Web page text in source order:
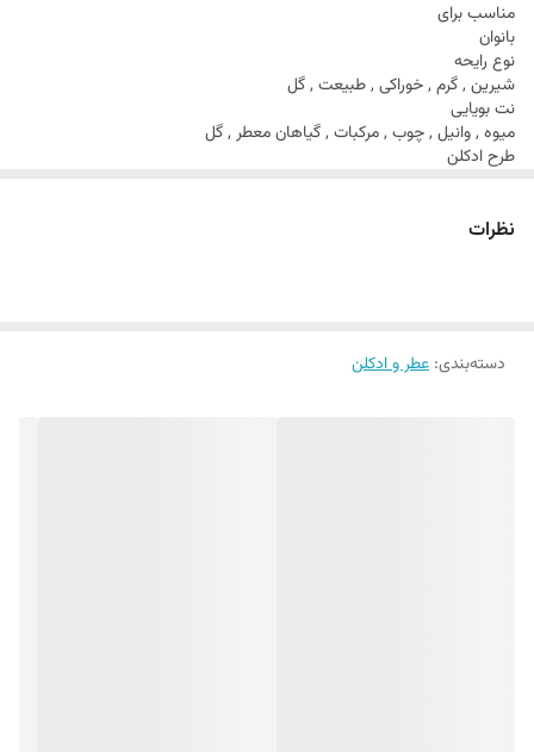
مناسب برای
بانوان
نوع رایحه
شیرین , گرم , خوراکی , طبیعت , گل
نت بویایی
میوه , وانیل , چوب , مرکبات , گیاهان معطر , گل
طرح ادکلن
نظرات
دسته‌بندی: عطر و ادکلن